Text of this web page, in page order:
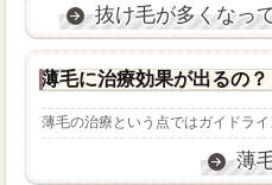
抜け毛が多くなっ
薄毛に治療効果が出るの？
薄毛の治療という点ではガイドラ
薄